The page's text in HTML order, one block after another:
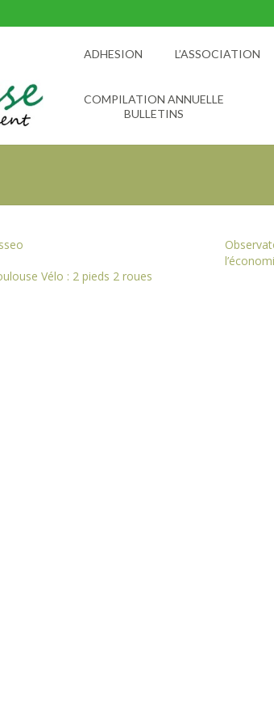
ADHESION L’ASSOCIATION
COMPILATION ANNUELLE
BULLETINS
Vélo : 2 pieds 2 roues